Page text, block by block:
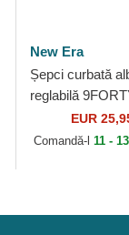
New Era
Șepci curbată
reglabilă
League Essential
New York
EUR
Comandă-l 11 -